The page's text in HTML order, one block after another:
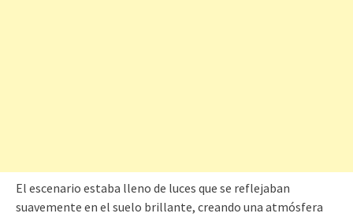
El escenario estaba lleno de luces que se reflejaban
suavemente en el suelo brillante, creando una atmósfera